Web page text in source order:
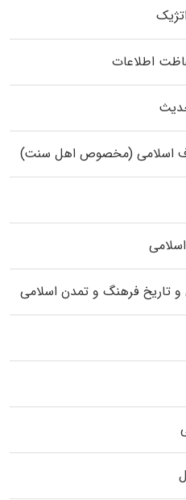
اطلاعات
اسلامی (مخصوص اهل سنت)
و تاریخ فرهنگ و تمدن اسلامی